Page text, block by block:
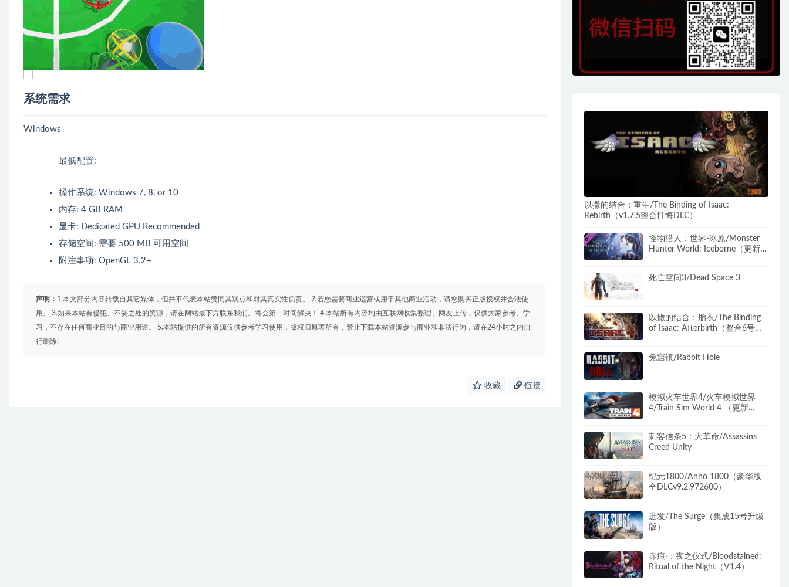
系统需求
Windows
最低配置:
操作系统: Windows 7, 8, or 10
内存: 4 GB RAM
显卡: Dedicated GPU Recommended
存储空间: 需要 500 MB 可用空间
附注事项: OpenGL 3.2+
声明： 1.本文部分内容转载自其它媒体，但并不代表本站赞同其观点和对其真实性负责。 2.若您需要商业运营或用于其他商业活动，请您购买正版授权并合法使
用。 3.如果本站有侵犯、不妥之处的资源，请在网站最下方联系我们。将会第一时间解决！ 4.本站所有内容均由互联网收集整理、网友上传，仅供大家参考、学
习，不存在任何商业目的与商业用途。 5.本站提供的所有资源仅供参考学习使用，版权归原著所有，禁止下载本站资源参与商业和非法行为，请在24小时之内自
行删除!
收藏 链接
以撒的结合：重生/The Binding of Isaac:
Rebirth（v1.7.5整合忏悔DLC）
怪物猎人：世界-冰原/Monster
Hunter World: Iceborne（更新
死亡空间3/Dead Space 3
以撒的结合：胎衣/The Binding
of Isaac: Afterbirth（整合6号升
兔窟镇/Rabbit Hole
模拟火车世界4/火车模拟世界
4/Train Sim World 4 （更新
刺客信条5：大革命/Assassins
Creed Unity
纪元1800/Anno 1800（豪华版
全DLCv9.2.972600）
迸发/The Surge（集成15号升级
版）
赤痕·：夜之仪式/Bloodstained:
Ritual of the Night（V1.4）